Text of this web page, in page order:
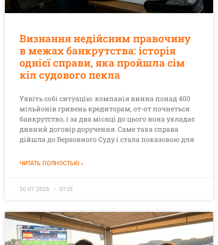
Визнання недійсним правочину
в межах банкрутства: історія
однієї справи, яка пройшла сім
кіл судового пекла
Уявіть собі ситуацію: компанія винна понад 400
мільйонів гривень кредиторам, от-от почнеться
банкрутство, і за два місяці до цього вона укладає
дивний договір доручення. Саме така справа
дійшла до Верховного Суду і стала показовою для
ЧИТАТЬ ПОЛНОСТЬЮ »
20.07.2026 07:15